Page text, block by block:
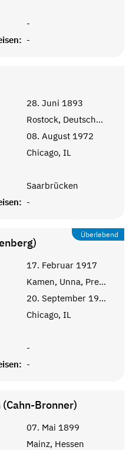
-
-
28. Juni 1893
Rostock, Deutsches Reich
08. August 1972
Chicago, IL
Saarbrücken
-
Überlebend
17. Februar 1917
Kamen, Unna, Preußen
20. September 1940
Chicago, IL
-
-
Bronner)
07. Mai 1899
Mainz, Hessen